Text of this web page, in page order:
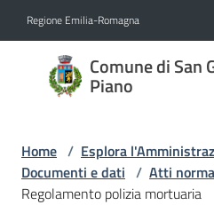
Regione Emilia-Romagna
Comune di San
Piano
Comune
di San
di Piano
Home / Esplora
Documenti e dati / Atti
Regolamento polizia mortuaria